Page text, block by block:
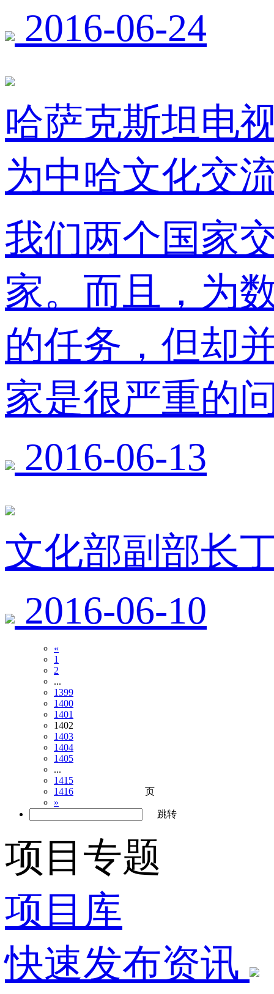
2016-06-24
哈萨克斯坦电
为中哈文化交
我们两个国家
家。而且，为
的任务，但却
家是很严重的
2016-06-13
文化部副部长
2016-06-10
«
1
2
...
1399
1400
1401
1402
1403
1404
1405
...
1415
1416
»
页
跳转
项目专题
项目库
快速发布资讯